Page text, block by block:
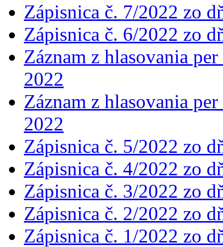
Zápisnica č. 7/2022 zo
Zápisnica č. 6/2022 zo
Záznam z hlasovania
2022
Záznam z hlasovania
2022
Zápisnica č. 5/2022 zo
Zápisnica č. 4/2022 zo
Zápisnica č. 3/2022 zo
Zápisnica č. 2/2022 zo
Zápisnica č. 1/2022 zo